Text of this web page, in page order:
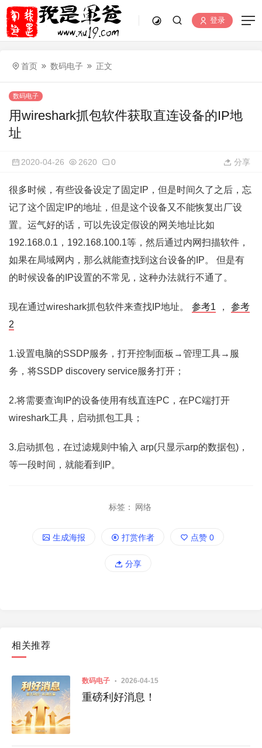
登录
首页 数码电子 正文
数码电子
用wireshark抓包软件获取直连设备的IP地
址
2020-04-26 2620 0 分享
很多时候，有些设备设定了固定IP，但是时间久了之后，忘
记了这个固定IP的地址，但是这个设备又不能恢复出厂设
置。运气好的话，可以先设定假设的网关地址比如
192.168.0.1，192.168.100.1等，然后通过内网扫描软件，
如果在局域网内，那么就能查找到这台设备的IP。 但是有
的时候设备的IP设置的不常见，这种办法就行不通了。
现在通过wireshark抓包软件来查找IP地址。 参考1 ，
参考
2
1.设置电脑的SSDP服务，打开控制面板→管理工具→服
务，将SSDP discovery service服务打开；
2.将需要查询IP的设备使用有线直连PC，在PC端打开
wireshark工具，启动抓包工具；
3.启动抓包，在过滤规则中输入 arp(只显示arp的数据包)，
等一段时间，就能看到IP。
标签： 网络
生成海报 打赏作者 点赞 0
分享
相关推荐
数码电子 2026-04-15
重磅利好消息！